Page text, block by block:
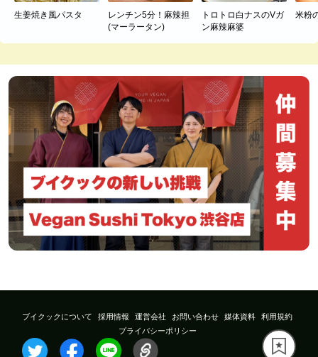
生姜焼き風パスタ
レンチン5分！麻辣担
(マーラータン)
トロトロ白ナスのVガ
ン麻辣麻婆
米粉
ブイクックについて 採用情報 運営会社 お問い合わせ 媒体資料
利用規約
プライバシーポリシー